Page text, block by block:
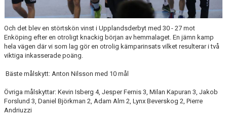
Och det blev en störtskön vinst i Upplandsderbyt med 30 - 27 mot
Enköping efter en otroligt knackig början av hemmalaget. En jämn kamp
hela vägen där vi som lag gör en otrolig kämparinsats vilket resulterar i två
viktiga inkasserade poäng.
Bäste målskytt: Anton Nilsson med 10 mål
Övriga målskyttar: Kevin Isberg 4, Jesper Fernis 3, Milan Kapuran 3, Jakob
Forslund 3, Daniel Björkman 2, Adam Alm 2, Lynx Beverskog 2, Pierre
Andriuzzi